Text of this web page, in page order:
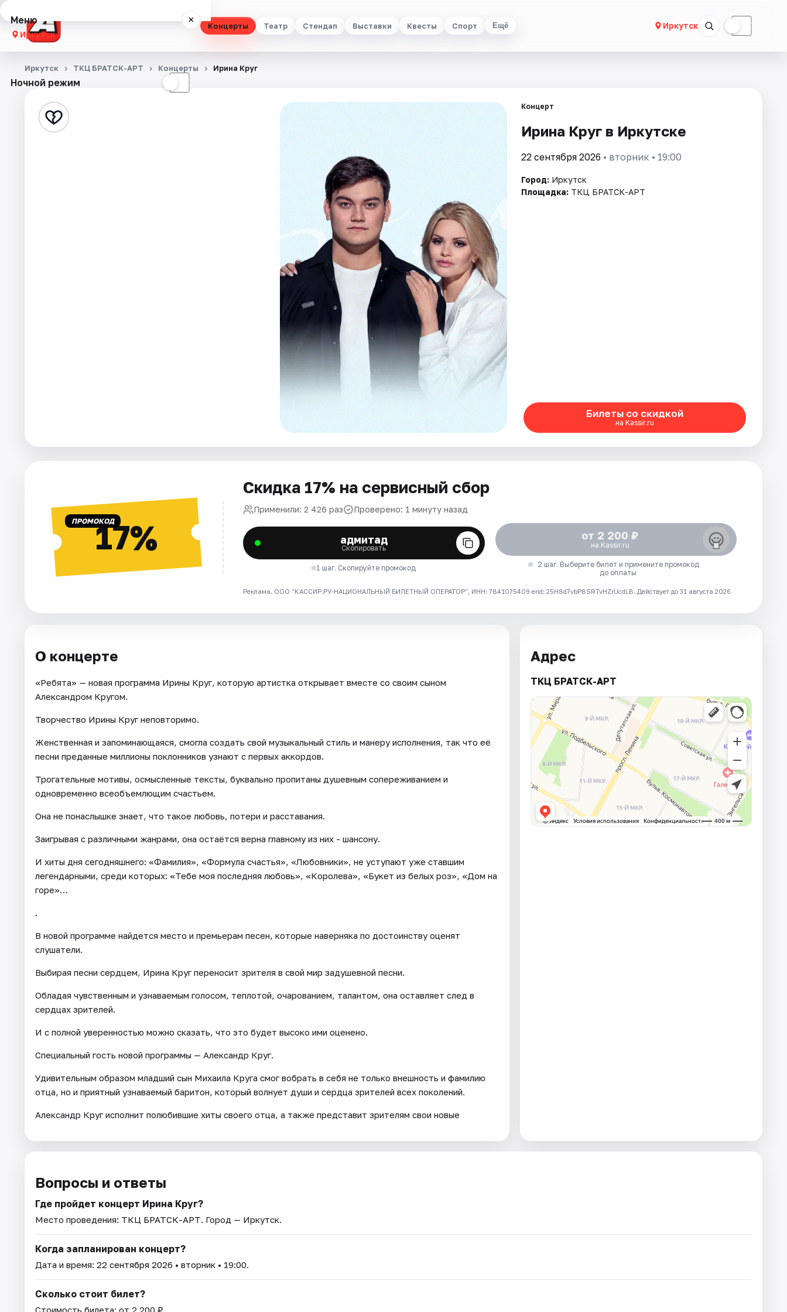
Концерты Театр Стендап Выставки Квесты Спорт Ещё Иркутск ☾
Меню ×
Иркутск
Концерты
Стендап
Ночной режим ☾
Иркутск ТКЦ БРАТСК-АРТ Концерты Ирина Круг
Концерт
Ирина Круг в Иркутске
22 сентября 2026 • вторник • 19:00
Город: Иркутск
Площадка: ТКЦ БРАТСК-АРТ
Билеты со скидкой
на Kassir.ru
ПРОМОКОД17%
Скидка 17% на сервисный сбор
Применили: 2 426 раз Проверено: 1 минуту назад
адмитад
Скопировать
1 шаг. Скопируйте промокод
от 2 200 ₽
на Kassir.ru
2 шаг. Выберите билет и примените промокод
до оплаты
Реклама. ООО "КАССИР.РУ-НАЦИОНАЛЬНЫЙ БИЛЕТНЫЙ ОПЕРАТОР", ИНН: 7841075409 erid: 25H8d7vbP8SRTvHZrUcdLB. Действует до 31 августа 2026
О концерте
«Ребята» — новая программа Ирины Круг, которую артистка открывает вместе со своим сыном
Александром Кругом.
Творчество Ирины Круг неповторимо.
Женственная и запоминающаяся, смогла создать свой музыкальный стиль и манеру исполнения, так что её
песни преданные миллионы поклонников узнают с первых аккордов.
Трогательные мотивы, осмысленные тексты, буквально пропитаны душевным сопереживанием и
одновременно всеобъемлющим счастьем.
Она не понаслышке знает, что такое любовь, потери и расставания.
Заигрывая с различными жанрами, она остаётся верна главному из них - шансону.
И хиты дня сегодняшнего: «Фамилия», «Формула счастья», «Любовники», не уступают уже ставшим
легендарными, среди которых: «Тебе моя последняя любовь», «Королева», «Букет из белых роз», «Дом на
горе»…
.
В новой программе найдется место и премьерам песен, которые наверняка по достоинству оценят
слушатели.
Выбирая песни сердцем, Ирина Круг переносит зрителя в свой мир задушевной песни.
Обладая чувственным и узнаваемым голосом, теплотой, очарованием, талантом, она оставляет след в
сердцах зрителей.
И с полной уверенностью можно сказать, что это будет высоко ими оценено.
Специальный гость новой программы — Александр Круг.
Удивительным образом младший сын Михаила Круга смог вобрать в себя не только внешность и фамилию
отца, но и приятный узнаваемый баритон, который волнует души и сердца зрителей всех поколений.
Александр Круг исполнит полюбившие хиты своего отца, а также представит зрителям свои новые
Адрес
ТКЦ БРАТСК-АРТ
Вопросы и ответы
Где пройдет концерт Ирина Круг?
Место проведения: ТКЦ БРАТСК-АРТ. Город — Иркутск.
Когда запланирован концерт?
Дата и время: 22 сентября 2026 • вторник • 19:00.
Сколько стоит билет?
Стоимость билета: от 2 200 ₽.